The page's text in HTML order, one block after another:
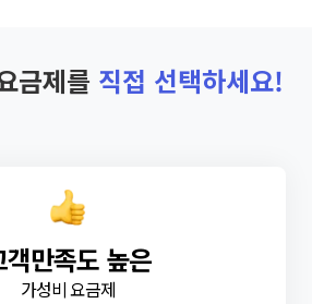
금제를 직접 선택하세요!
객만족도 높은
가성비 요금제